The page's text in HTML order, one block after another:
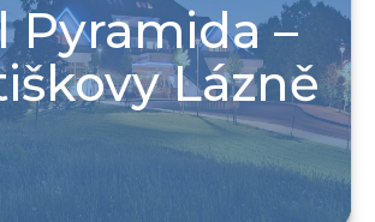
Pyramida –
Lázně